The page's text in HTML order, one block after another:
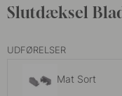
Slutdæksel
UDFØRELSER
Mat Sort